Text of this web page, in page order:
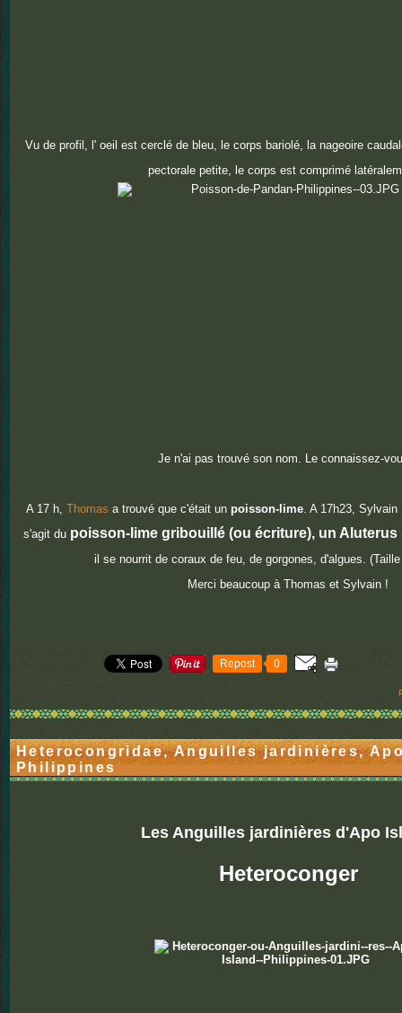
Vu de profil, l' oeil est cerclé de bleu, le corps bariolé, la nageoire
pectorale petite, le corps est comprimé
Je n'ai pas trouvé son nom. Le connaissez-
A 17 h, Thomas a trouvé que c'était un poisson-lime. A 17h23,
s'agit du poisson-lime gribouillé (ou écriture), un Aluterus
il se nourrit de coraux de feu, de gorgones, d'algues.
Merci beaucoup à Thomas et Sylvain !
Repost 0
Heterocongridae, Anguilles jardinières,
Philippines
Les Anguilles jardinières d'Apo
Heteroconger